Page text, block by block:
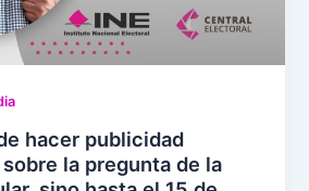
hacer publicidad
la pregunta de la